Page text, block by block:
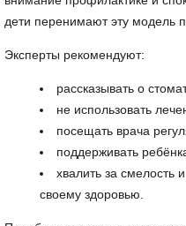
дети перенимают эту модель
Эксперты рекомендуют:
рассказывать о
не использовать
посещать врача
поддерживать
хвалить за смелость
своему здоровью.